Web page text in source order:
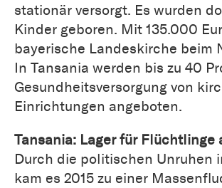
stationär versorgt. Es wurden
Kinder geboren. Mit 135.000
bayerische Landeskirche beim
In Tansania werden bis zu 40
Gesundheitsversorgung von
Einrichtungen angeboten.
Tansania: Lager für Flüchtlinge
Durch die politischen Unruhen
kam es 2015 zu einer